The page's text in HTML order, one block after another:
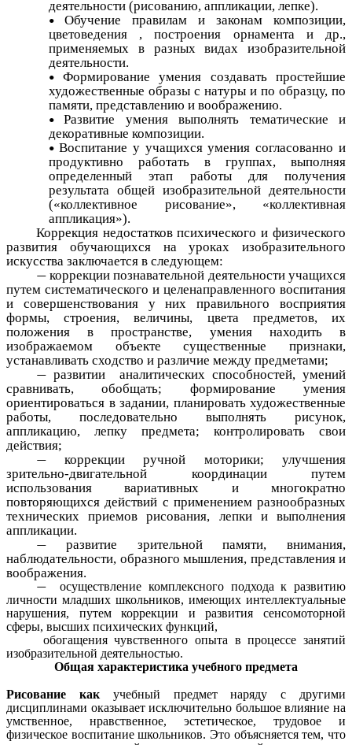
деятельности (рисованию, аппликации, лепке).
Обучение правилам и законам композиции,
цветоведения , построения орнамента и др.,
применяемых в разных видах изобразительной
деятельности.
Формирование умения создавать простейшие
художественные образы с натуры и по образцу, по
памяти, представлению и воображению.
Развитие умения выполнять тематические и
декоративные композиции.
Воспитание у учащихся умения согласованно и
продуктивно работать в группах, выполняя
определенный этап работы для получения
результата общей изобразительной деятельности
(«коллективное рисование», «коллективная
аппликация»).
Коррекция недостатков психического и физического
развития обучающихся на уроках изобразительного
искусства заключается в следующем:
коррекции познавательной деятельности учащихся
путем систематического и целенаправленного воспитания
и совершенствования у них правильного восприятия
формы, строения, величины, цвета предметов, их
положения в пространстве, умения находить в
изображаемом объекте существенные признаки,
устанавливать сходство и различие между предметами;
развитии аналитических способностей, умений
сравнивать, обобщать; формирование умения
ориентироваться в задании, планировать художественные
работы, последовательно выполнять рисунок,
аппликацию, лепку предмета; контролировать свои
действия;
коррекции ручной моторики; улучшения
зрительно-двигательной координации путем
использования вариативных и многократно
повторяющихся действий с применением разнообразных
технических приемов рисования, лепки и выполнения
аппликации.
развитие зрительной памяти, внимания,
наблюдательности, образного мышления, представления и
воображения.
осуществление комплексного подхода к развитию
личности младших школьников, имеющих интеллектуальные
нарушения, путем коррекции и развития сенсомоторной
сферы, высших психических функций,
обогащения чувственного опыта в процессе занятий
изобразительной деятельностью.
Общая характеристика учебного предмета
Рисование как учебный предмет наряду с другими
дисциплинами оказывает исключительно большое влияние на
умственное, нравственное, эстетическое, трудовое и
физическое воспитание школьников. Это объясняется тем, что